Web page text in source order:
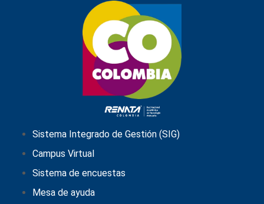
Sistema Integrado de Gestión (SIG)
Campus Virtual
Sistema de encuestas
Mesa de ayuda